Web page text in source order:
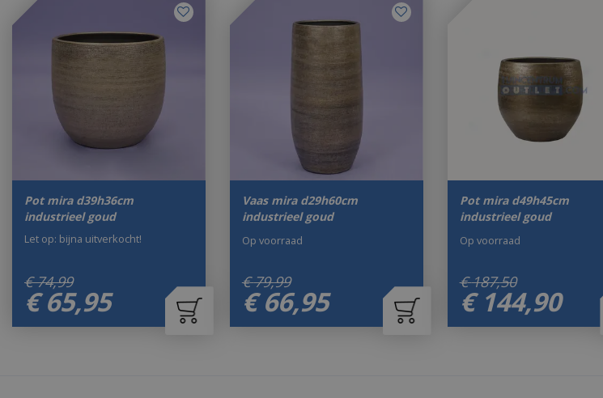
Pot mira d39h36cm
industrieel goud
€ 74,99
€ 65,95
Let op: bijna uitverkocht!
Vaas mira d29h60cm
industrieel goud
€ 79,99
€ 66,95
Op voorraad
Pot mira d49h45cm
industrieel goud
€ 187,50
€ 144,90
Op voorraad